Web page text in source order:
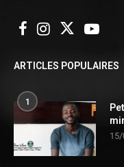
ARTICLES POPULAIRES
1